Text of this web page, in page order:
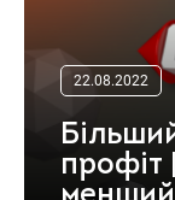
22.08.2022